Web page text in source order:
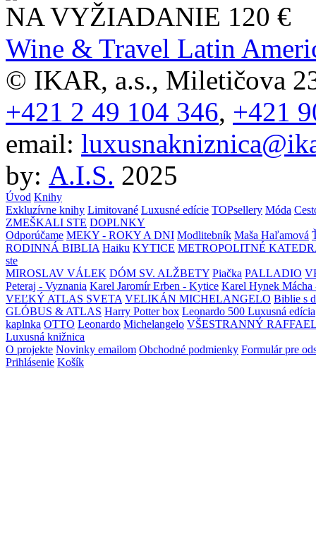
NA VYŽIADANIE 120 €
Wine & Travel Latin
© IKAR, a.s., Miletičova
+421 2 49 104 346, +421
email:
by: A.I.S. 2025
Úvod Knihy
Exkluzívne knihy Limitované Luxusné edície TOPsellery Móda
ZMEŠKALI STE DOPLNKY
Odporúčame MEKY - ROKY A DNI Modlitebník Maša Haľamová
RODINNÁ BIBLIA Haiku KYTICE METROPOLITNÉ
ste
MIROSLAV VÁLEK DÓM SV. ALŽBETY Piačka PALLADIO
Peteraj - Vyznania Karel Jaromír Erben - Kytice Karel Hynek Mácha
VEĽKÝ ATLAS SVETA VELIKÁN MICHELANGELO Biblie s
GLÓBUS & ATLAS Harry Potter box Leonardo 500 Luxusná edícia
kaplnka OTTO Leonardo Michelangelo VŠESTRANNÝ
Luxusná knižnica
O projekte Novinky emailom Obchodné podmienky Formulár pre
Prihlásenie Košík